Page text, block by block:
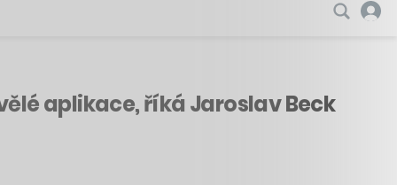
aplikace, říká Jaroslav Beck